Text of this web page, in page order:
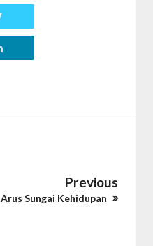
Previous
Arus Sungai Kehidupan